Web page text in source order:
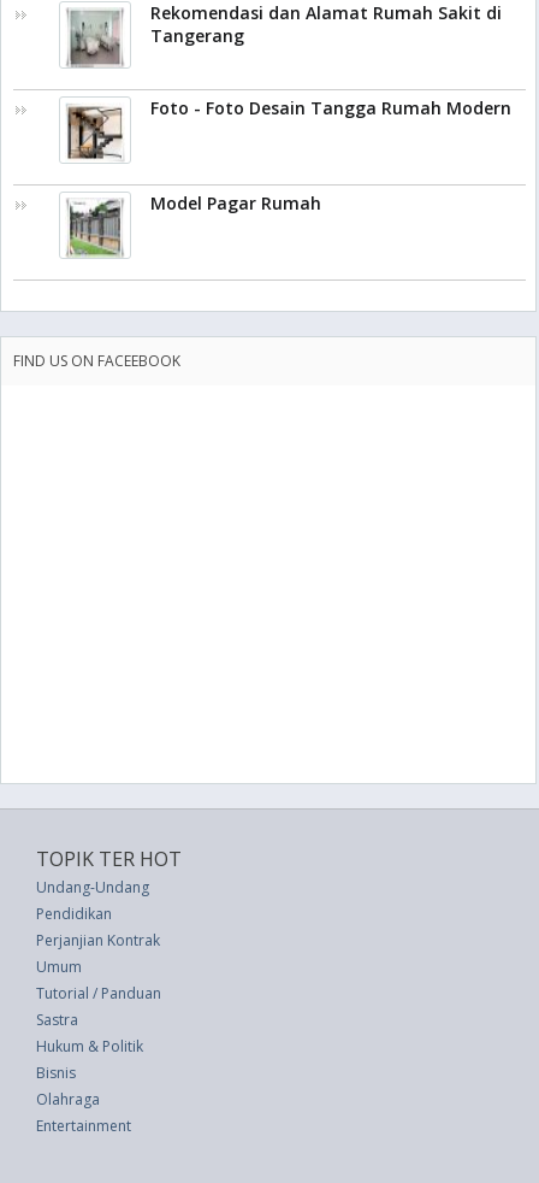
Rekomendasi dan Alamat Rumah Sakit di
Tangerang
Foto - Foto Desain Tangga Rumah Modern
Model Pagar Rumah
FIND US ON FACEEBOOK
TOPIK TER HOT
Undang-Undang
Pendidikan
Perjanjian Kontrak
Umum
Tutorial / Panduan
Sastra
Hukum & Politik
Bisnis
Olahraga
Entertainment